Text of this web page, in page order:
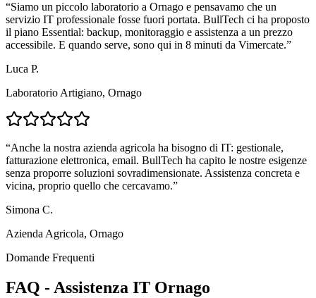
“Siamo un piccolo laboratorio a Ornago e pensavamo che un
servizio IT professionale fosse fuori portata. BullTech ci ha proposto
il piano Essential: backup, monitoraggio e assistenza a un prezzo
accessibile. E quando serve, sono qui in 8 minuti da Vimercate.”
Luca P.
Laboratorio Artigiano, Ornago
“Anche la nostra azienda agricola ha bisogno di IT: gestionale,
fatturazione elettronica, email. BullTech ha capito le nostre esigenze
senza proporre soluzioni sovradimensionate. Assistenza concreta e
vicina, proprio quello che cercavamo.”
Simona C.
Azienda Agricola, Ornago
Domande Frequenti
FAQ - Assistenza IT Ornago